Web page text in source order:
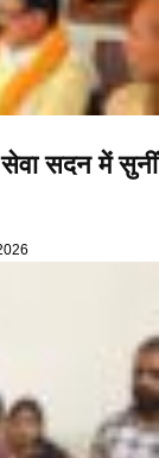
सदन में सुनीं